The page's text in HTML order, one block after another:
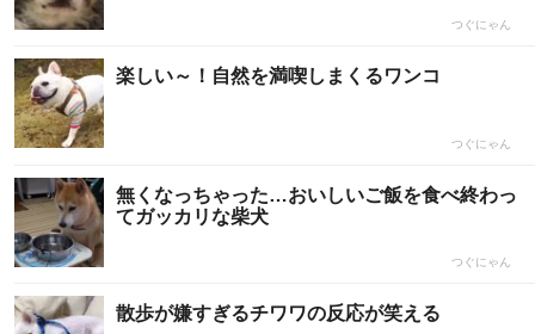
つぐにゃん
楽しい～！自然を満喫しまくるワンコ
つぐにゃん
無くなっちゃった…おいしいご飯を食べ終わっ
てガッカリな柴犬
つぐにゃん
散歩が嫌すぎるチワワの反応が笑える